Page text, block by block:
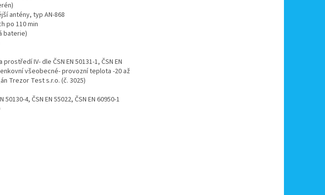
antény, typ AN-868
po 110 min
baterie)
IV- dle ČSN EN 50131-1, ČSN EN
všeobecné- provozní teplota -20 až
Trezor Test s.r.o. (č. 3025)
50130-4, ČSN EN 55022, ČSN EN 60950-1